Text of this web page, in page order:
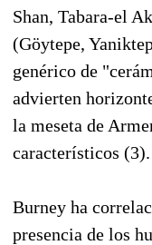
Shan, Tabara-el
(Göytepe,
genérico de
advierten
la meseta de
característicos (3).
Burney ha
presencia de los